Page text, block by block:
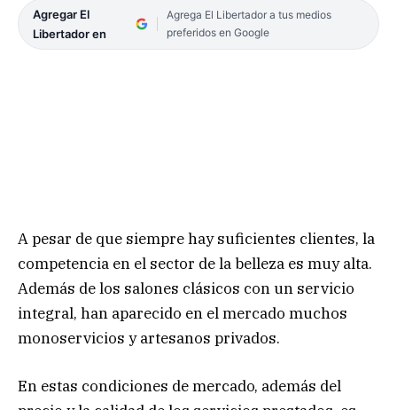
Agregar El
Libertador en
Agrega El Libertador a tus medios
preferidos en Google
A pesar de que siempre hay suficientes clientes, la
competencia en el sector de la belleza es muy alta.
Además de los salones clásicos con un servicio
integral, han aparecido en el mercado muchos
monoservicios y artesanos privados.
En estas condiciones de mercado, además del